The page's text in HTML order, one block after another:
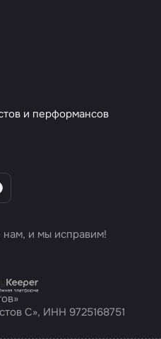
и перформансов
и мы исправим!
С», ИНН 9725168751